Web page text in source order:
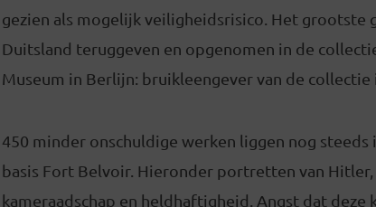
gezien als mogelijk veiligheidsrisico. Het grootste
Duitsland teruggeven en opgenomen in de
Museum in Berlijn: bruikleengever van de collectie
450 minder onschuldige werken liggen nog
basis Fort Belvoir. Hieronder portretten van
kameraadschap en heldhaftigheid. Angst dat